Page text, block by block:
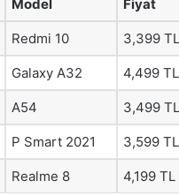
Model Fiyat
Redmi 10 3,399 TL
Galaxy A32 4,499 TL
A54 3,499 TL
P Smart 2021 3,599 TL
Realme 8 4,199 TL